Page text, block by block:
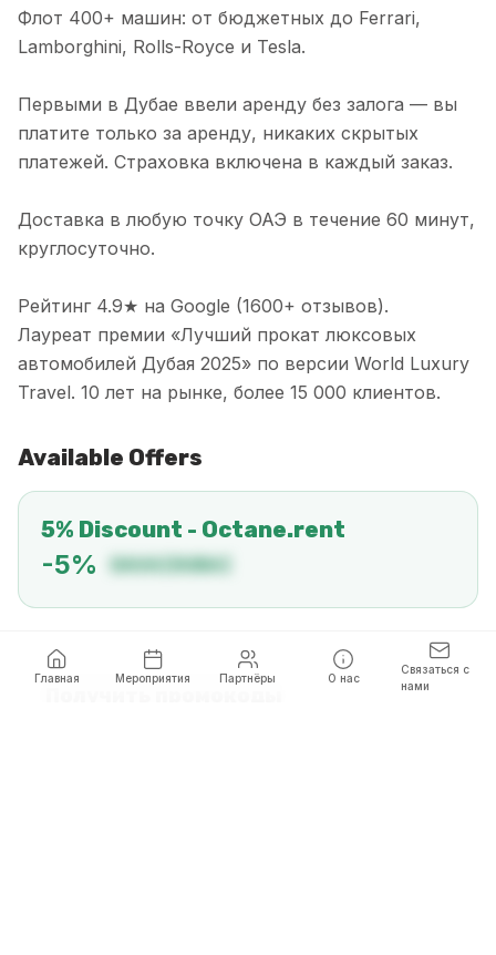
Флот 400+ машин: от бюджетных до Ferrari,
Lamborghini, Rolls-Royce и Tesla.
Первыми в Дубае ввели аренду без залога — вы
платите только за аренду, никаких скрытых
платежей. Страховка включена в каждый заказ.
Доставка в любую точку ОАЭ в течение 60 минут,
круглосуточно.
Рейтинг 4.9★ на Google (1600+ отзывов).
Лауреат премии «Лучший прокат люксовых
автомобилей Дубая 2025» по версии World Luxury
Travel. 10 лет на рынке, более 15 000 клиентов.
Available Offers
5% Discount - Octane.rent
-5% DAVAIDUBAI
Главная Мероприятия Партнёры О нас
Связаться с
нами